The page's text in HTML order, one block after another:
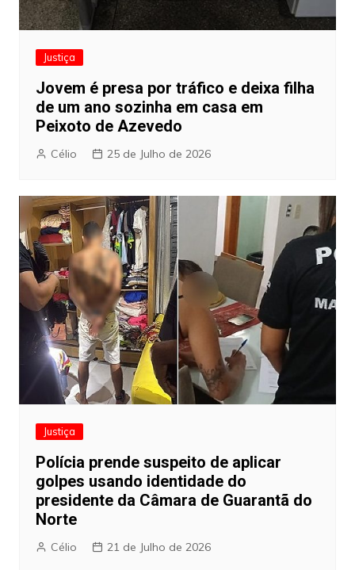
Justiça
Jovem é presa por tráfico e deixa filha
de um ano sozinha em casa em
Peixoto de Azevedo
Célio 25 de Julho de 2026
Justiça
Polícia prende suspeito de aplicar
golpes usando identidade do
presidente da Câmara de Guarantã do
Norte
Célio 21 de Julho de 2026